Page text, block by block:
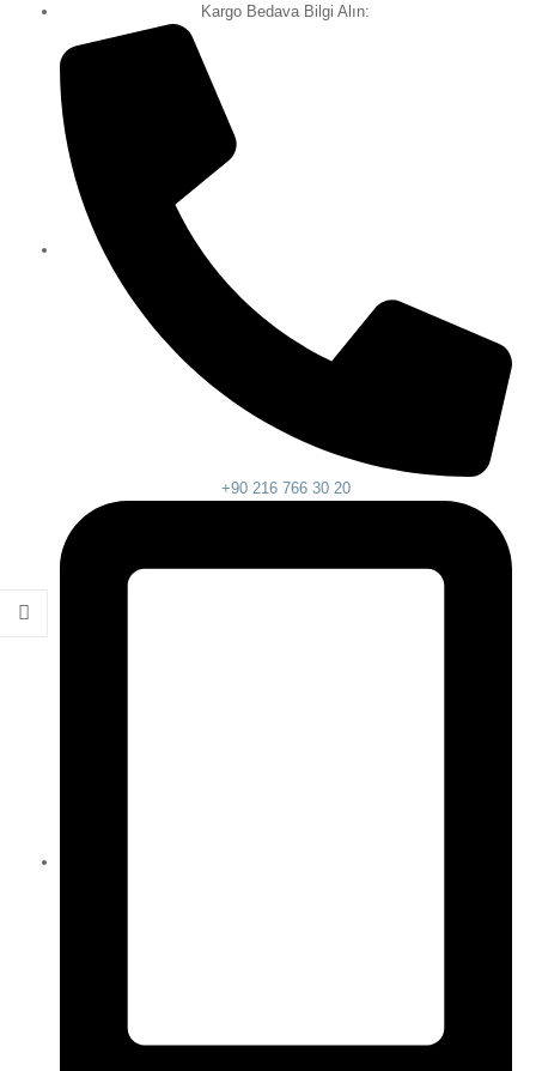
Kargo Bedava Bilgi Alın:
+90 216 766 30 20